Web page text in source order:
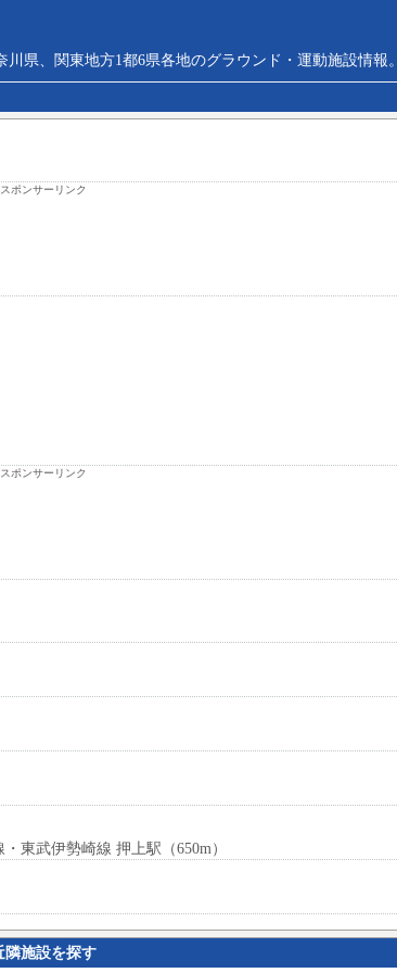
県、関東地方1都6県各地のグラウンド・運動施設情報。
スポンサーリンク
スポンサーリンク
東武伊勢崎線 押上駅（650m）
隣施設を探す